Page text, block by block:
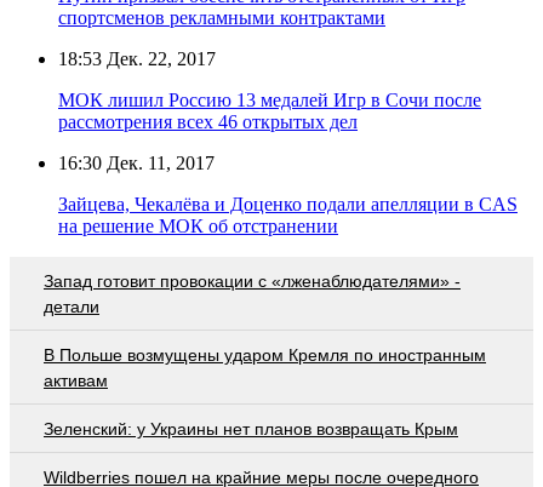
спортсменов рекламными контрактами
18:53 Дек. 22, 2017
МОК лишил Россию 13 медалей Игр в Сочи после
рассмотрения всех 46 открытых дел
16:30 Дек. 11, 2017
Зайцева, Чекалёва и Доценко подали апелляции в CAS
на решение МОК об отстранении
Запад готовит провокации с «лженаблюдателями» -
детали
В Польше возмущены ударом Кремля по иностранным
активам
Зеленский: у Украины нет планов возвращать Крым
Wildberries пошел на крайние меры после очередного